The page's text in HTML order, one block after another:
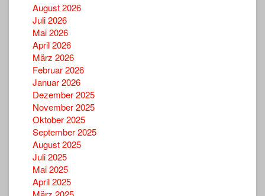
August 2026
Juli 2026
Mai 2026
April 2026
März 2026
Februar 2026
Januar 2026
Dezember 2025
November 2025
Oktober 2025
September 2025
August 2025
Juli 2025
Mai 2025
April 2025